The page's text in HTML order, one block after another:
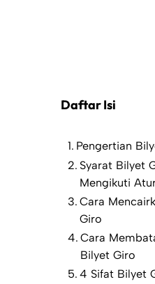
Daftar Isi
Pengertian
Syarat Bilyet
Mengikuti
Cara
Giro
Cara
Bilyet Giro
4 Sifat Bilyet